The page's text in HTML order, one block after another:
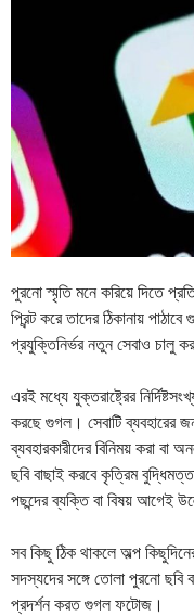
পুরনো স্মৃতি মনে করিয়ে দিতে প্রতি
প্রিন্ট করে তাদের ঠিকানায়
প্রযুক্তিনির্ভর নতুন সেবাও চালু
এরই মধ্যে যুক্তরাষ্ট্রের
করছে গুগল। সেবাটি ব্যবহারের
ব্যবহারকারীদের বিনিময় করা বা
ছবি বাছাই করবে কৃত্রিম
পছন্দের ব্যক্তি বা বিষয় আগেই
সব কিছু ঠিক থাকলে অল্প
সদস্যদের সঙ্গে তোলা পুরনো ছবি
প্রদর্শন করত গুগল ফটোজ।